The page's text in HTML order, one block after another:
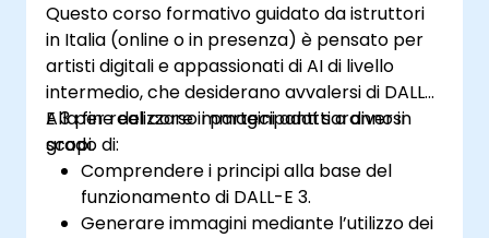
Questo corso formativo guidato da istruttori
in Italia (online o in presenza) è pensato per
artisti digitali e appassionati di AI di livello
intermedio, che desiderano avvalersi di DALL-
E 3 per realizzare immagini adatti a diversi
scopi.
Alla fine del corso i partecipanti saranno in
grado di:
Comprendere i principi alla base del
funzionamento di DALL-E 3.
Generare immagini mediante l’utilizzo dei